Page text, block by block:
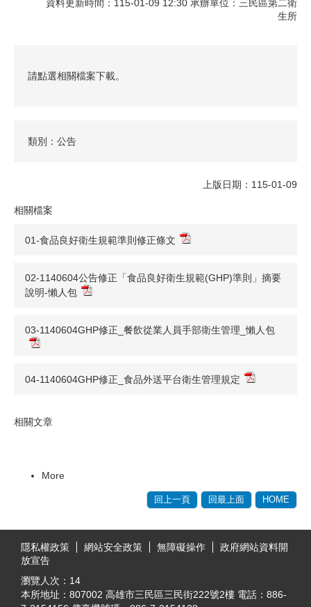
資料更新時間：115-01-09 12:30 承辦單位：三民區第二衛
生所
請點選相關檔案下載。
類別：公告
上版日期：115-01-09
相關檔案
01-食品良好衛生規範準則修正條文
02-1140604公告修正「食品良好衛生規範(GHP)準則」摘要
說明-懶人包
03-1140604GHP修正_餐飲從業人員手部衛生管理_懶人包
04-1140604GHP修正_食品外送平台衛生管理規定
相關文章
More
回上一頁 回最上面 HOME
隱私權政策
網站安全政策 無障礙操作
政府網站資料開
放宣告
瀏覽人次： 14
本所地址：807002 高雄市三民區三民街222號2樓 電話：886-